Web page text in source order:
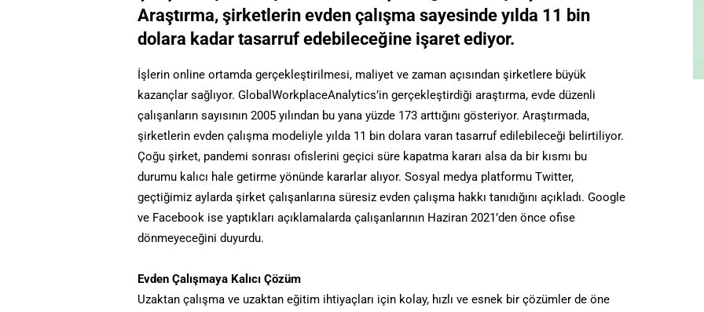
Araştırma, şirketlerin evden çalışma sayesinde yılda 11 bin
dolara kadar tasarruf edebileceğine işaret ediyor.
İşlerin online ortamda gerçekleştirilmesi, maliyet ve zaman açısından şirketlere büyük
kazançlar sağlıyor. GlobalWorkplaceAnalytics’in gerçekleştirdiği araştırma, evde düzenli
çalışanların sayısının 2005 yılından bu yana yüzde 173 arttığını gösteriyor. Araştırmada,
şirketlerin evden çalışma modeliyle yılda 11 bin dolara varan tasarruf edilebileceği belirtiliyor.
Çoğu şirket, pandemi sonrası ofislerini geçici süre kapatma kararı alsa da bir kısmı bu
durumu kalıcı hale getirme yönünde kararlar alıyor. Sosyal medya platformu Twitter,
geçtiğimiz aylarda şirket çalışanlarına süresiz evden çalışma hakkı tanıdığını açıkladı. Google
ve Facebook ise yaptıkları açıklamalarda çalışanlarının Haziran 2021’den önce ofise
dönmeyeceğini duyurdu.
Evden Çalışmaya Kalıcı Çözüm
Uzaktan çalışma ve uzaktan eğitim ihtiyaçları için kolay, hızlı ve esnek bir çözümler de öne